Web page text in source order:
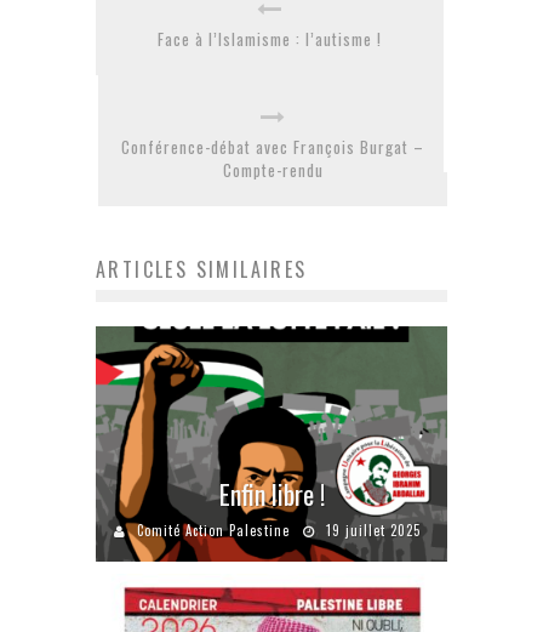
Face à l’Islamisme : l’autisme !
Conférence-débat avec François Burgat –
Compte-rendu
ARTICLES SIMILAIRES
Enfin libre !
Comité Action Palestine 19 juillet 2025